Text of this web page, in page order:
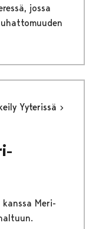
jossa
Yyterissä
Meri-